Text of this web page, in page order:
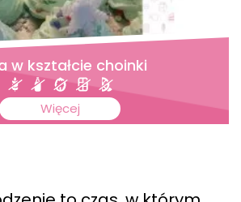
w kształcie choinki
Więcej